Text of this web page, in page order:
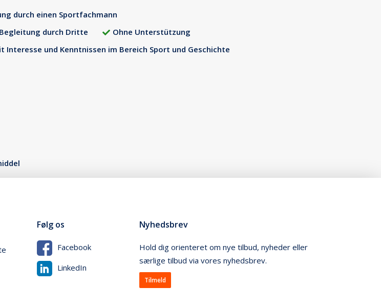
durch einen Sportfachmann
Begleitung durch Dritte
Ohne Unterstützung
und Kenntnissen im Bereich Sport und Geschichte
Følg os
Facebook
LinkedIn
Nyhedsbrev
Hold dig orienteret om nye tilbud, nyheder eller
særlige tilbud via vores nyhedsbrev.
Tilmeld